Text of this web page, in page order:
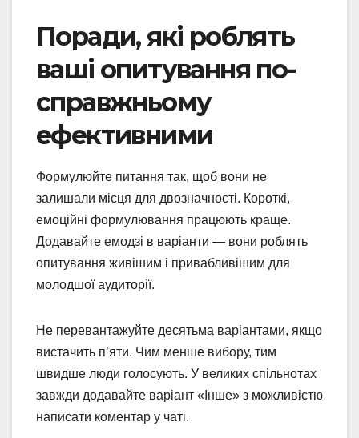
Поради, які роблять
ваші опитування по-
справжньому
ефективними
Формулюйте питання так, щоб вони не
залишали місця для двозначності. Короткі,
емоційні формулювання працюють краще.
Додавайте емодзі в варіанти — вони роблять
опитування живішим і привабливішим для
молодшої аудиторії.
Не перевантажуйте десятьма варіантами, якщо
вистачить п’яти. Чим менше вибору, тим
швидше люди голосують. У великих спільнотах
завжди додавайте варіант «Інше» з можливістю
написати коментар у чаті.